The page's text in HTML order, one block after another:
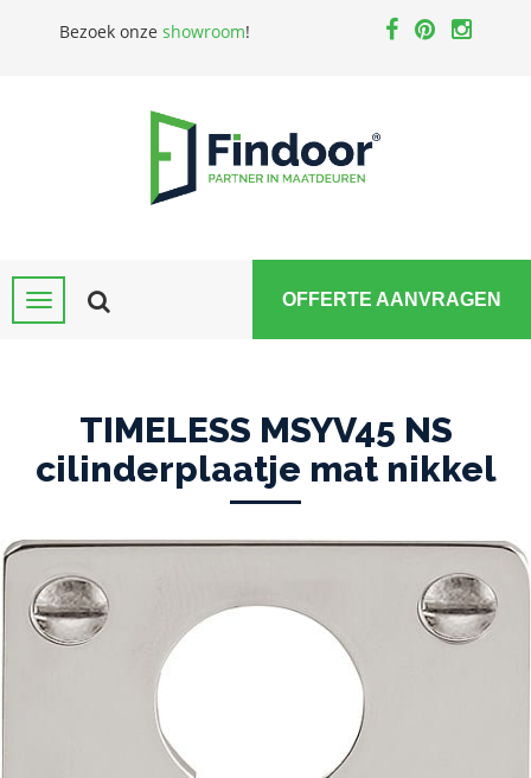
Bezoek onze showroom!
OFFERTE AANVRAGEN
TIMELESS MSYV45 NS
cilinderplaatje mat nikkel